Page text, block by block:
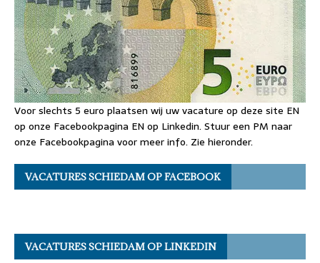
Voor slechts 5 euro plaatsen wij uw vacature op deze site EN
op onze Facebookpagina EN op Linkedin. Stuur een PM naar
onze Facebookpagina voor meer info. Zie hieronder.
VACATURES SCHIEDAM OP FACEBOOK
VACATURES SCHIEDAM OP LINKEDIN